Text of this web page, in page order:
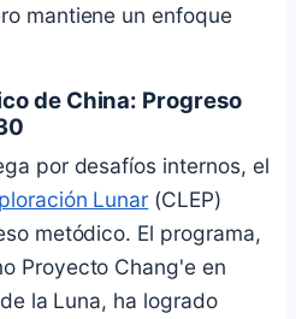
mantiene un enfoque
de China: Progreso
por desafíos internos, el
Lunar (CLEP)
metódico. El programa,
Proyecto Chang'e en
la Luna, ha logrado